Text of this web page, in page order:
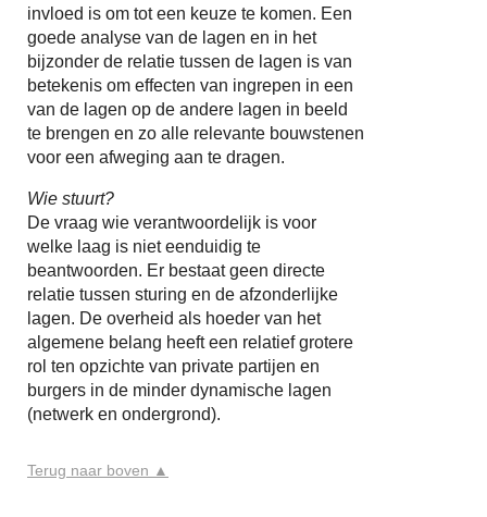
invloed is om tot een keuze te komen. Een
goede analyse van de lagen en in het
bijzonder de relatie tussen de lagen is van
betekenis om effecten van ingrepen in een
van de lagen op de andere lagen in beeld
te brengen en zo alle relevante bouwstenen
voor een afweging aan te dragen.
Wie stuurt?
De vraag wie verantwoordelijk is voor
welke laag is niet eenduidig te
beantwoorden. Er bestaat geen directe
relatie tussen sturing en de afzonderlijke
lagen. De overheid als hoeder van het
algemene belang heeft een relatief grotere
rol ten opzichte van private partijen en
burgers in de minder dynamische lagen
(netwerk en ondergrond).
Terug naar boven ▲